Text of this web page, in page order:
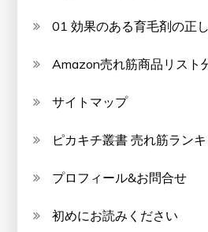
01 効果のある育毛剤の正
Amazon売れ筋商品リスト
サイトマップ
ピカキチ叢書 売れ筋ラン
プロフィール&お問合せ
初めにお読みください